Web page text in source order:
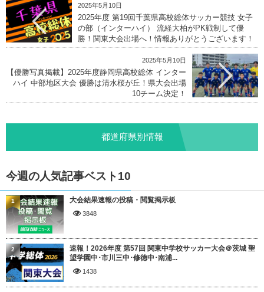
2025年5月10日
2025年度 第19回千葉県高校総体サッカー競技 女子
の部（インターハイ） 流経大柏がPK戦制して優
勝！関東大会出場へ！情報ありがとうございます！
2025年5月10日
【優勝写真掲載】2025年度静岡県高校総体 インター
ハイ 中部地区大会 優勝は清水桜が丘！県大会出場
10チーム決定！
都道府県別情報
今週の人気記事ベスト10
大会結果速報の投稿・閲覧掲示板
3848
1
速報！2026年度 第57回 関東中学校サッカー大会＠茨城 聖
望学園中･市川三中･修徳中･南浦...
1438
2